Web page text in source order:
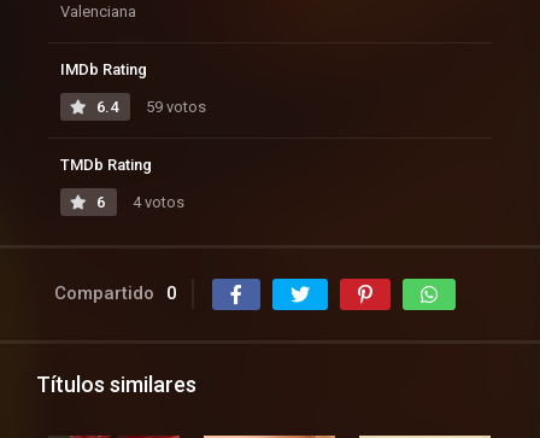
Valenciana
IMDb Rating
6.4 59 votos
TMDb Rating
6 4 votos
Compartido 0
Títulos similares